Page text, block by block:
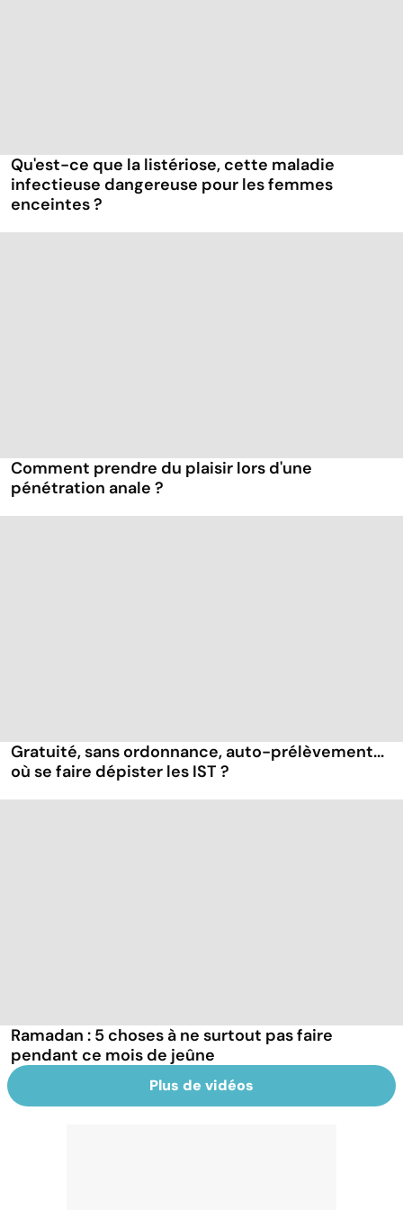
Qu'est-ce que la listériose, cette maladie
infectieuse dangereuse pour les femmes
enceintes ?
Comment prendre du plaisir lors d'une
pénétration anale ?
Gratuité, sans ordonnance, auto-prélèvement...
où se faire dépister les IST ?
Ramadan : 5 choses à ne surtout pas faire
pendant ce mois de jeûne
Plus de vidéos